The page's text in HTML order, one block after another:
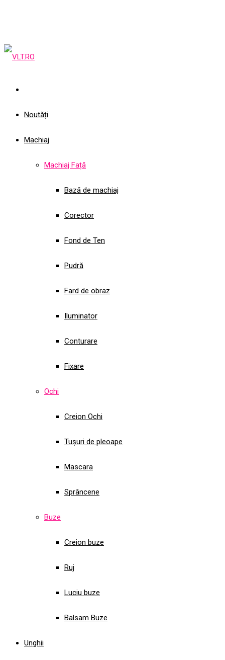
Noutăți
Machiaj
Machiaj Față
Bază de machiaj
Corector
Fond de Ten
Pudră
Fard de obraz
Iluminator
Conturare
Fixare
Ochi
Creion Ochi
Tușuri de pleoape
Mascara
Sprâncene
Buze
Creion buze
Ruj
Luciu buze
Balsam Buze
Unghii